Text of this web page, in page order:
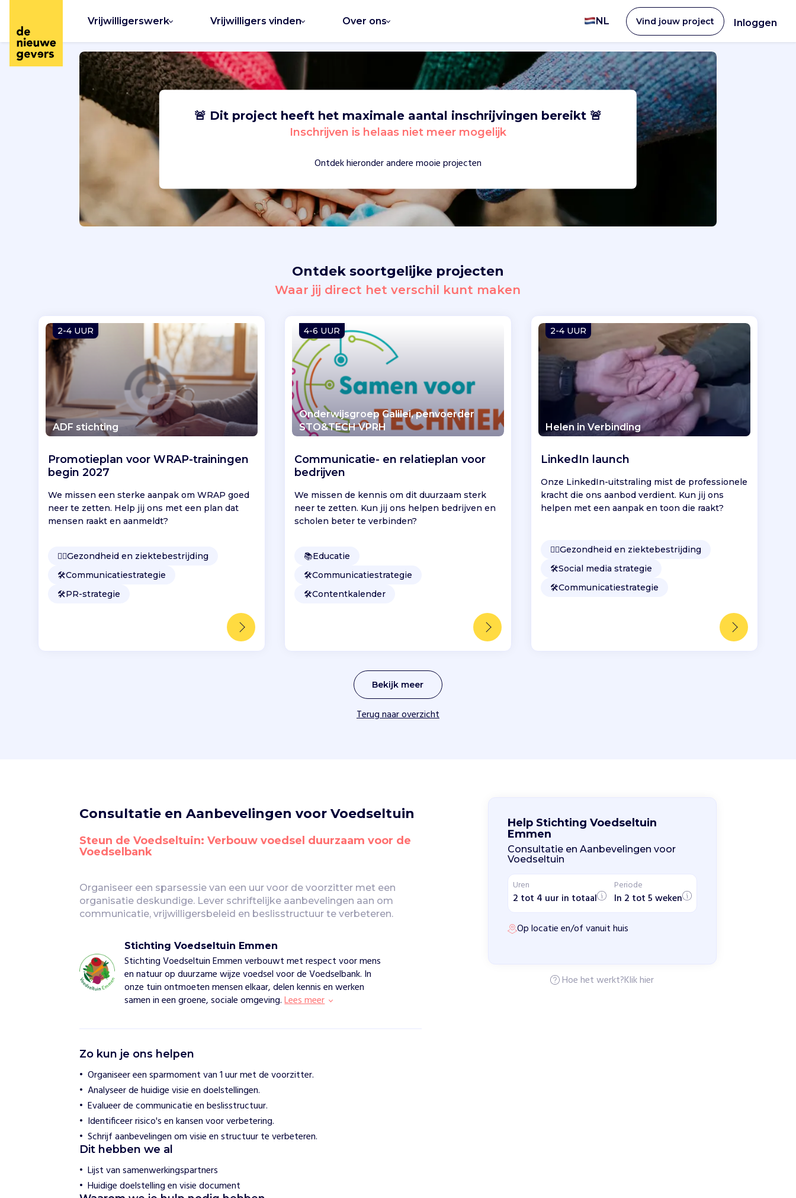
Vrijwilligerswerk Vrijwilligers vinden Over ons NL Vind jouw project Inloggen
🚨 Dit project heeft het maximale aantal inschrijvingen bereikt 🚨
Inschrijven is helaas niet meer mogelijk
Ontdek hieronder andere mooie projecten
Ontdek soortgelijke projecten
Waar jij direct het verschil kunt maken
2-4 UUR
ADF stichting
Promotieplan voor WRAP-trainingen
begin 2027
We missen een sterke aanpak om WRAP goed
neer te zetten. Help jij ons met een plan dat
mensen raakt en aanmeldt?
👩‍⚕️Gezondheid en ziektebestrijding
🛠️Communicatiestrategie
🛠️PR-strategie
4-6 UUR
Onderwijsgroep Galilei, penvoerder
STO&TECH VPRH
Communicatie- en relatieplan voor
bedrijven
We missen de kennis om dit duurzaam sterk
neer te zetten. Kun jij ons helpen bedrijven en
scholen beter te verbinden?
📚Educatie
🛠️Communicatiestrategie
🛠️Contentkalender
2-4 UUR
Helen in Verbinding
LinkedIn launch
Onze LinkedIn-uitstraling mist de professionele
kracht die ons aanbod verdient. Kun jij ons
helpen met een aanpak en toon die raakt?
👩‍⚕️Gezondheid en ziektebestrijding
🛠️Social media strategie
🛠️Communicatiestrategie
Bekijk meer
Terug naar overzicht
Consultatie en Aanbevelingen voor Voedseltuin
Steun de Voedseltuin: Verbouw voedsel duurzaam voor de
Voedselbank
Organiseer een sparsessie van een uur voor de voorzitter met een
organisatie deskundige. Lever schriftelijke aanbevelingen aan om
communicatie, vrijwilligersbeleid en beslisstructuur te verbeteren.
Stichting Voedseltuin Emmen
Stichting Voedseltuin Emmen verbouwt met respect voor mens
en natuur op duurzame wijze voedsel voor de Voedselbank. In
onze tuin ontmoeten mensen elkaar, delen kennis en werken
samen in een groene, sociale omgeving.Lees meer
t
c
h
t
i
n
g
V
o
e
d
s
Zo kun je ons helpen
Organiseer een sparmoment van 1 uur met de voorzitter.
Analyseer de huidige visie en doelstellingen.
Evalueer de communicatie en beslisstructuur.
Identificeer risico's en kansen voor verbetering.
Schrijf aanbevelingen om visie en structuur te verbeteren.
Dit hebben we al
Lijst van samenwerkingspartners
Huidige doelstelling en visie document
Help Stichting Voedseltuin
Emmen
Consultatie en Aanbevelingen voor
Voedseltuin
Uren
2 tot 4 uur in totaal
Periode
In 2 tot 5 weken
Op locatie en/of vanuit huis
Hoe het werkt?Klik hier